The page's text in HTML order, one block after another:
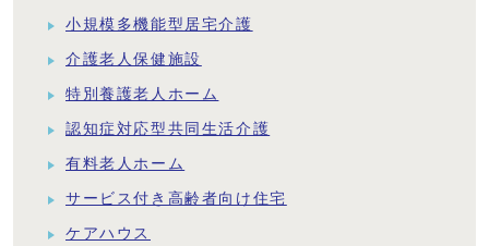
小規模多機能型居宅介護
介護老人保健施設
特別養護老人ホーム
認知症対応型共同生活介護
有料老人ホーム
サービス付き高齢者向け住宅
ケアハウス